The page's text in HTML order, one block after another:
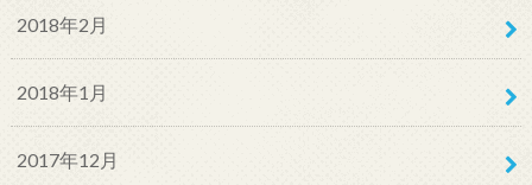
2018年2月
2018年1月
2017年12月